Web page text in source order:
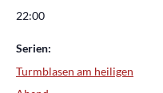
22:00
Serien:
Turmblasen am heiligen